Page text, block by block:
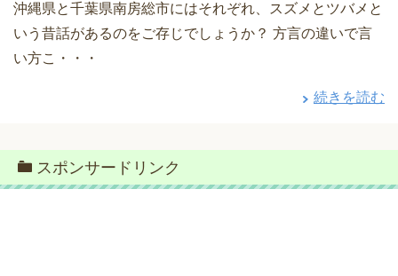
沖縄県と千葉県南房総市にはそれぞれ、スズメとツバメと
いう昔話があるのをご存じでしょうか？ 方言の違いで言
い方こ・・・
続きを読む
スポンサードリンク